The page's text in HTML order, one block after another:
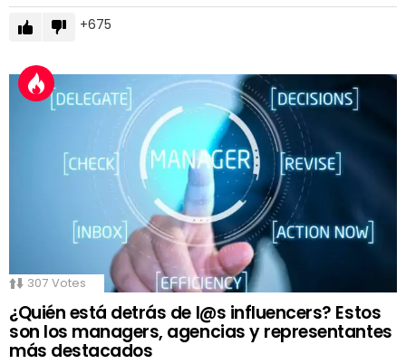
675
307 Votes
¿Quién está detrás de l@s influencers? Estos
son los managers, agencias y representantes
más destacados